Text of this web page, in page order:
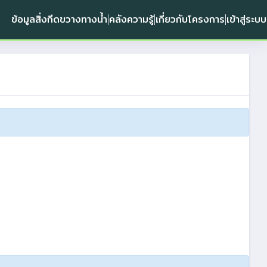
ข้อมูลสิ่งกีดขวางทางน้ำ คลังความรู้เกี่ยวกับโครงการ เข้าสู่ระบบ